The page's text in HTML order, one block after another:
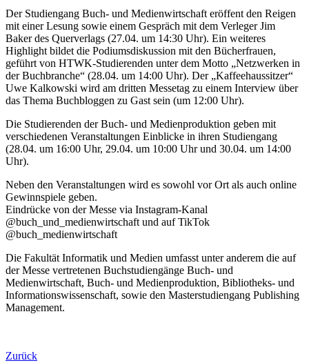
Der Studiengang Buch- und Medienwirtschaft eröffent den Reigen
mit einer Lesung sowie einem Gespräch mit dem Verleger Jim
Baker des Querverlags (27.04. um 14:30 Uhr). Ein weiteres
Highlight bildet die Podiumsdiskussion mit den Bücherfrauen,
geführt von HTWK-Studierenden unter dem Motto „Netzwerken in
der Buchbranche“ (28.04. um 14:00 Uhr). Der „Kaffeehaussitzer“
Uwe Kalkowski wird am dritten Messetag zu einem Interview über
das Thema Buchbloggen zu Gast sein (um 12:00 Uhr).
Die Studierenden der Buch- und Medienproduktion geben mit
verschiedenen Veranstaltungen Einblicke in ihren Studiengang
(28.04. um 16:00 Uhr, 29.04. um 10:00 Uhr und 30.04. um 14:00
Uhr).
Neben den Veranstaltungen wird es sowohl vor Ort als auch online
Gewinnspiele geben.
Eindrücke von der Messe via Instagram-Kanal
@buch_und_medienwirtschaft und auf TikTok
@buch_medienwirtschaft
Die Fakultät Informatik und Medien umfasst unter anderem die auf
der Messe vertretenen Buchstudiengänge Buch- und
Medienwirtschaft, Buch- und Medienproduktion, Bibliotheks- und
Informationswissenschaft, sowie den Masterstudiengang Publishing
Management.
Zurück